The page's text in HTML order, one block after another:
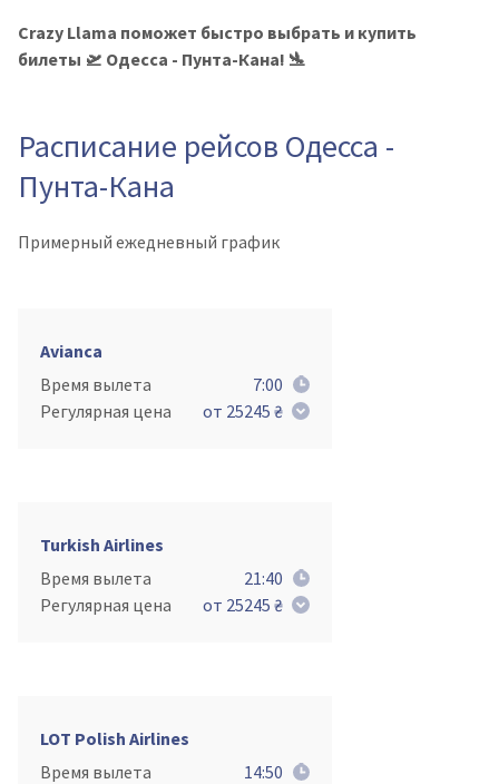
Crazy Llama поможет быстро выбрать и купить
билеты 🛫 Одесса - Пунта-Кана! 🛬
Расписание рейсов Одесса -
Пунта-Кана
Примерный ежедневный график
Avianca
Время вылета
7:00
Регулярная цена
от 25245 ₴
Turkish Airlines
Время вылета
21:40
Регулярная цена
от 25245 ₴
LOT Polish Airlines
Время вылета
14:50